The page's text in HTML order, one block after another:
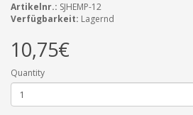
Artikelnr.: SJHEMP-12
Verfügbarkeit: Lagernd
10,75€
Quantity